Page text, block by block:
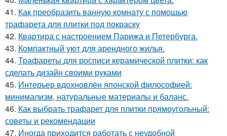
41. Как преобразить ванную комнату с помощью
трафарета для плитки под покраску
42. Квартира с настроением Парижа и Петербурга.
43. Компактный уют для арендного жилья.
44. Трафареты для росписи керамической плитки: как
сделать дизайн своими руками
45. Интерьер вдохновлён японской философией:
минимализм, натуральные материалы и баланс.
46. Как выбрать трафарет для плитки прямоугольный:
советы и рекомендации
47. Иногда приходится работать с неудобной